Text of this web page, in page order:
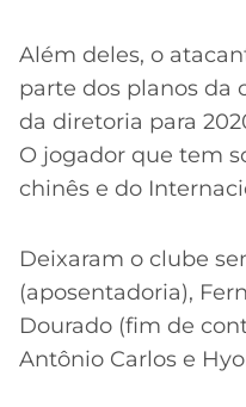
Além deles, o
parte dos planos da
da diretoria para
O jogador que tem
chinês e do
Deixaram o clube
(aposentadoria),
Dourado (fim de
Antônio Carlos e